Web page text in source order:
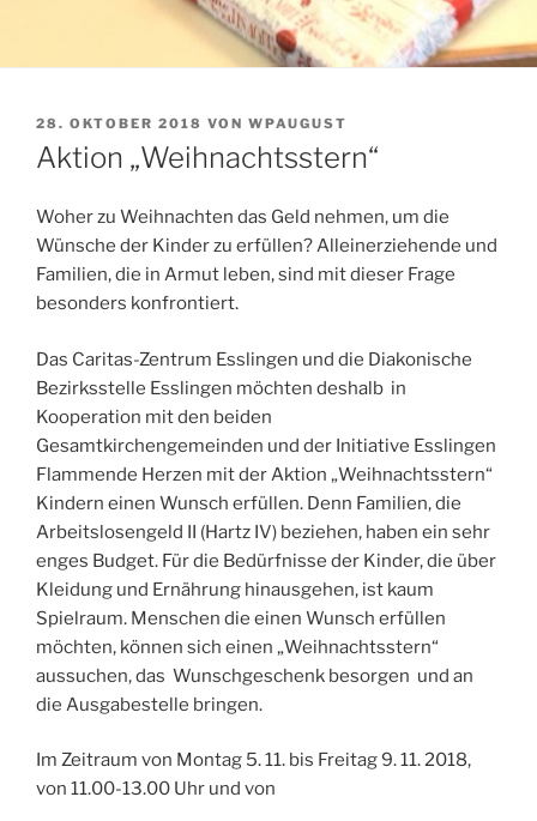
VERÖFFENTLICHT
AM
28. OKTOBER 2018 VON WPAUGUST
Aktion „Weihnachtsstern“
Woher zu Weihnachten das Geld nehmen, um die
Wünsche der Kinder zu erfüllen? Alleinerziehende und
Familien, die in Armut leben, sind mit dieser Frage
besonders konfrontiert.
Das Caritas-Zentrum Esslingen und die Diakonische
Bezirksstelle Esslingen möchten deshalb in
Kooperation mit den beiden
Gesamtkirchengemeinden und der Initiative Esslingen
Flammende Herzen mit der Aktion „Weihnachtsstern“
Kindern einen Wunsch erfüllen. Denn Familien, die
Arbeitslosengeld II (Hartz IV) beziehen, haben ein sehr
enges Budget. Für die Bedürfnisse der Kinder, die über
Kleidung und Ernährung hinausgehen, ist kaum
Spielraum. Menschen die einen Wunsch erfüllen
möchten, können sich einen „Weihnachtsstern“
aussuchen, das Wunschgeschenk besorgen und an
die Ausgabestelle bringen.
Im Zeitraum von Montag 5. 11. bis Freitag 9. 11. 2018,
von 11.00-13.00 Uhr und von